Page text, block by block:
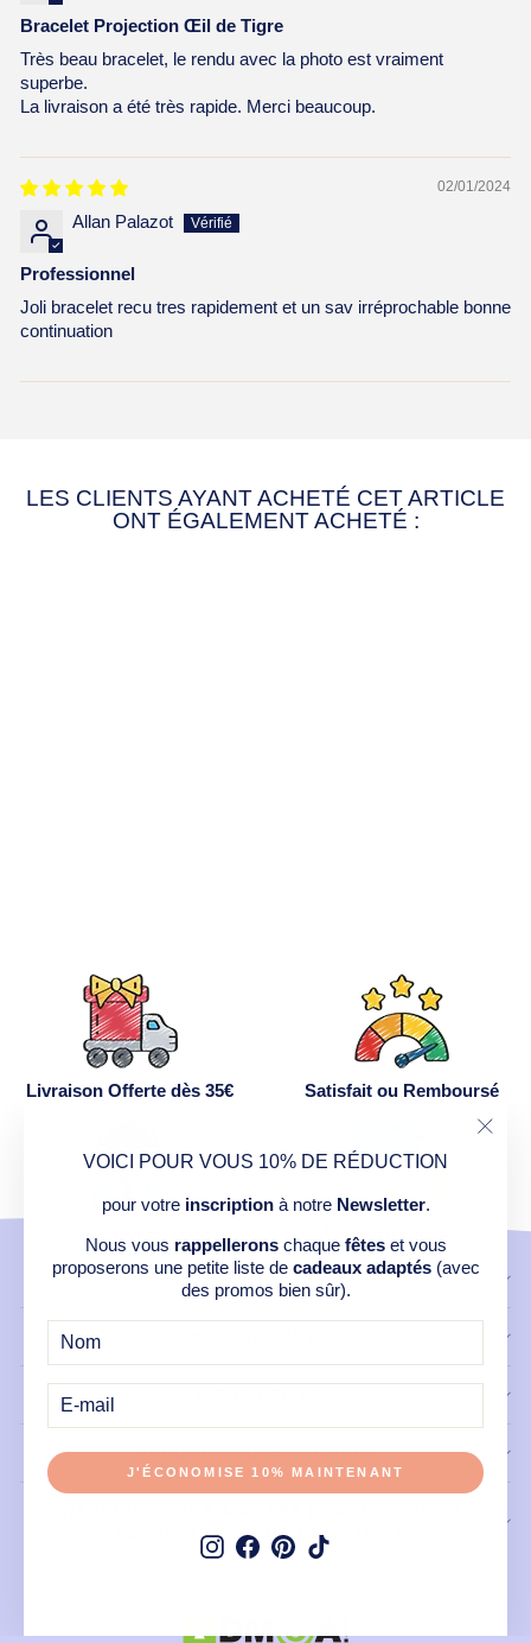
VOICI POUR VOUS 10% DE RÉDUCTION
pour votre inscriptionà notre Newsletter.
Nous vous rappelleronschaque fêteset vous
proposerons une petite liste de cadeaux adaptés(avec
des promos bien sûr).
J'ÉCONOMISE 10% MAINTENANT
InstagramFacebook
Pinterest
Bracelet Projection Œil de Tigre
Très beau bracelet, le rendu avec la photo est vraiment
superbe.
La livraison a été très rapide. Merci beaucoup.
02/01/2024
Allan Palazot
Professionnel
Joli bracelet recu tres rapidement et un sav irréprochable bonne
continuation
LES CLIENTS AYANT ACHETÉ CET ARTICLE
ONT ÉGALEMENT ACHETÉ :
Livraison Offerte dès 35€ Satisfait ou Remboursé
CONTACT
INFORMATIONS LÉGALES
RECEVEZ UN COUPON DE 10% !